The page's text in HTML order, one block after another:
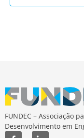
FUNDEC – Associação
Desenvolvimento em